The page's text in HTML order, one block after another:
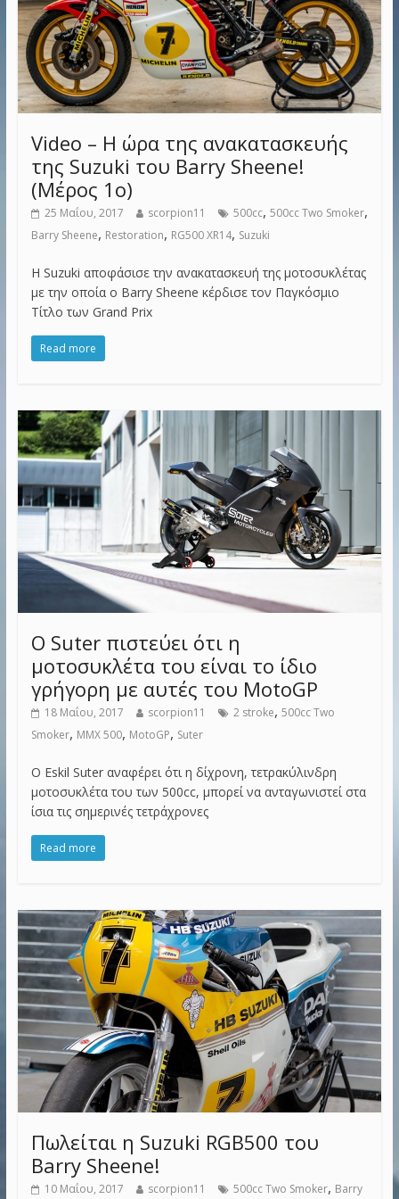
Video – Η ώρα της ανακατασκευής
της Suzuki του Barry Sheene!
(Μέρος 1ο)
25 Μαΐου, 2017 scorpion11 500cc, 500cc Two Smoker,
Barry Sheene, Restoration, RG500 XR14, Suzuki
Η Suzuki αποφάσισε την ανακατασκευή της μοτοσυκλέτας
με την οποία ο Barry Sheene κέρδισε τον Παγκόσμιο
Τίτλο των Grand Prix
Read more
Ο Suter πιστεύει ότι η
μοτοσυκλέτα του είναι το ίδιο
γρήγορη με αυτές του MotoGP
18 Μαΐου, 2017 scorpion11 2 stroke, 500cc Two
Smoker, MMX 500, MotoGP, Suter
Ο Eskil Suter αναφέρει ότι η δίχρονη, τετρακύλινδρη
μοτοσυκλέτα του των 500cc, μπορεί να ανταγωνιστεί στα
ίσια τις σημερινές τετράχρονες
Read more
Πωλείται η Suzuki RGB500 του
Barry Sheene!
10 Μαΐου, 2017 scorpion11 500cc Two Smoker, Barry